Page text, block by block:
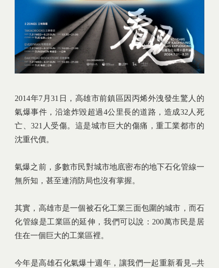
2014年7月31日，高雄市前鎮區因丙烯外洩發生驚人的
氣爆事件，沿途炸毀超過4公里長的道路，造成32人死
亡、321人受傷。這是城市巨大的傷痛，重工業都市的
沈重代價。
氣爆之前，多數市民對城市地底密布的地下石化管線一
無所知，甚至連消防局也沒有掌握。
其實，高雄市是一個被石化工業三面包圍的城市，而石
化管線是工業區的延伸，我們可以說：200萬市民是居
住在一個巨大的工業區裡。
今年是高雄石化氣爆十週年，讓我們一起重新看見--共